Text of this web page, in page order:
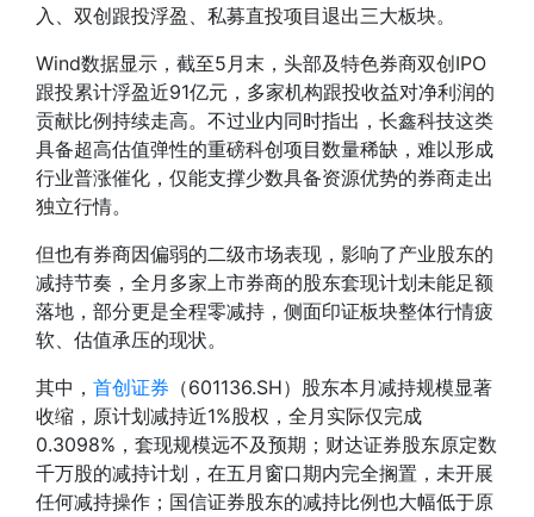
入、双创跟投浮盈、私募直投项目退出三大板块。
Wind数据显示，截至5月末，头部及特色券商双创IPO
跟投累计浮盈近91亿元，多家机构跟投收益对净利润的
贡献比例持续走高。不过业内同时指出，长鑫科技这类
具备超高估值弹性的重磅科创项目数量稀缺，难以形成
行业普涨催化，仅能支撑少数具备资源优势的券商走出
独立行情。
但也有券商因偏弱的二级市场表现，影响了产业股东的
减持节奏，全月多家上市券商的股东套现计划未能足额
落地，部分更是全程零减持，侧面印证板块整体行情疲
软、估值承压的现状。
其中， 首创证券 （601136.SH）股东本月减持规模显著
收缩，原计划减持近1%股权，全月实际仅完成
0.3098%，套现规模远不及预期；财达证券股东原定数
千万股的减持计划，在五月窗口期内完全搁置，未开展
任何减持操作；国信证券股东的减持比例也大幅低于原